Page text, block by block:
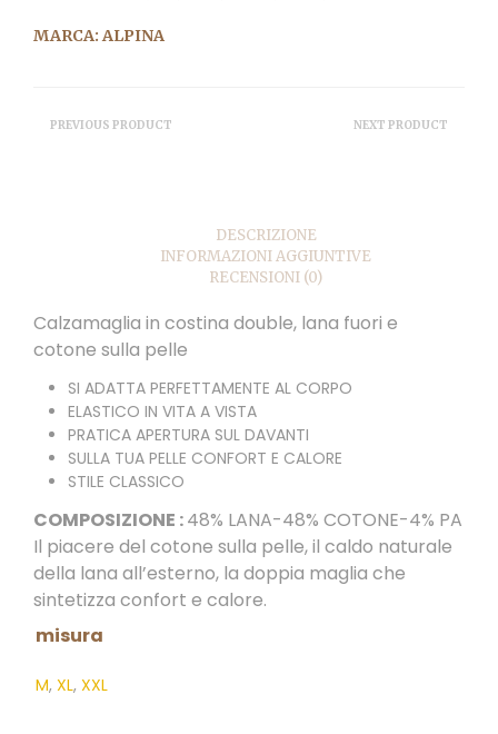
MARCA:ALPINA
PREVIOUS PRODUCT NEXT PRODUCT
DESCRIZIONE
INFORMAZIONI AGGIUNTIVE
RECENSIONI (0)
Calzamaglia in costina double, lana fuori e
cotone sulla pelle
SI ADATTA PERFETTAMENTE AL CORPO
ELASTICO IN VITA A VISTA
PRATICA APERTURA SUL DAVANTI
SULLA TUA PELLE CONFORT E CALORE
STILE CLASSICO
COMPOSIZIONE :48% LANA-48% COTONE-4% PA
Il piacere del cotone sulla pelle, il caldo naturale
della lana all’esterno, la doppia maglia che
sintetizza confort e calore.
misura
M, XL, XXL